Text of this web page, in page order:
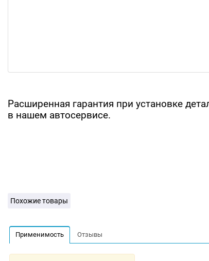
Расширенная гарантия при установке
в нашем автосервисе.
Похожие товары
Применимость Отзывы